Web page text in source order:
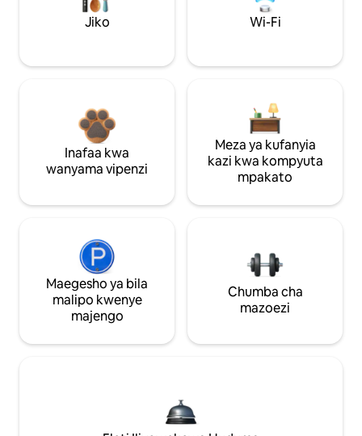
Jiko Wi-Fi
Inafaa kwa
wanyama vipenzi
Meza ya kufanyia
kazi kwa kompyuta
mpakato
Maegesho ya bila
malipo kwenye
majengo
Chumba cha
mazoezi